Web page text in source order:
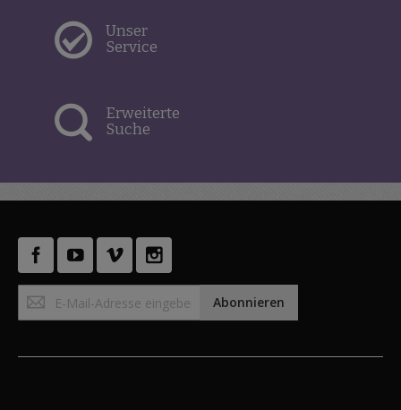
Unser
Service
Erweiterte
Suche
Anmeldung
zum
Abonnieren